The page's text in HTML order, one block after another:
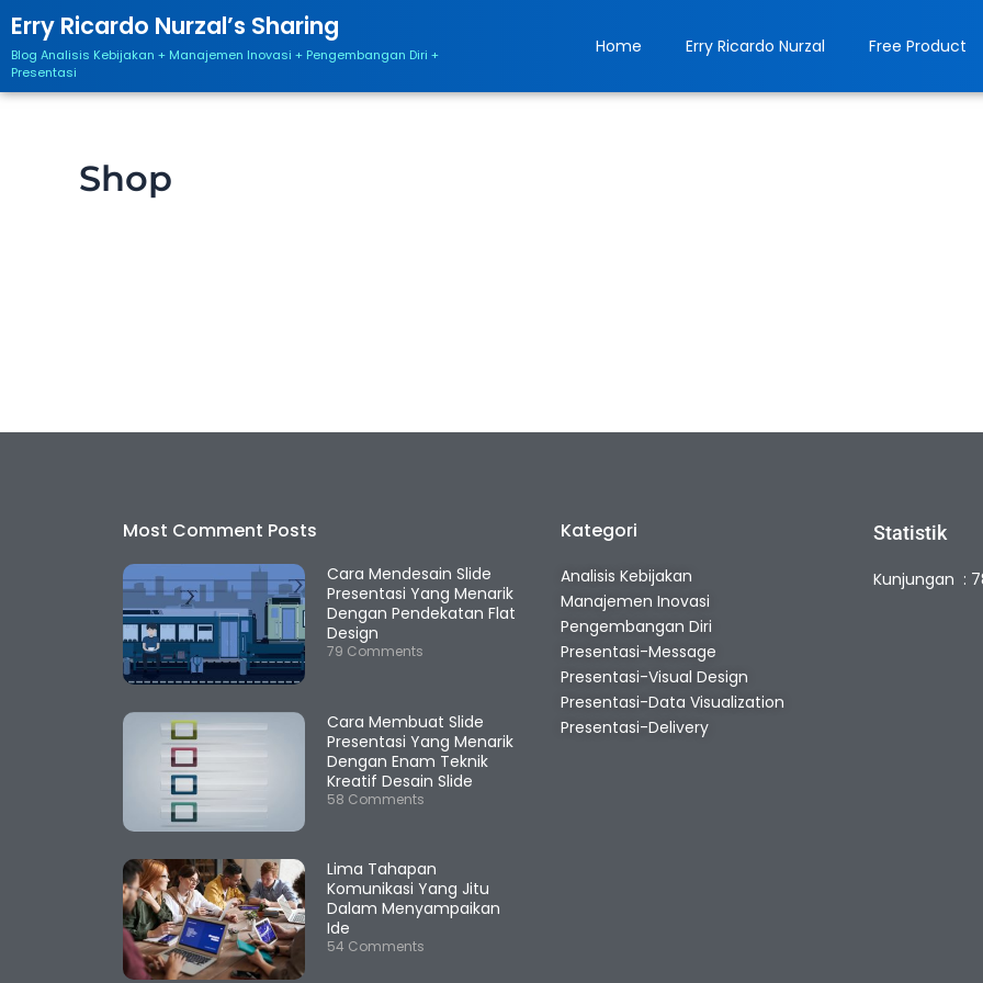
Skip
to
content
Erry Ricardo Nurzal’s Sharing
Blog Analisis Kebijakan + Manajemen Inovasi + Pengembangan Diri +
Presentasi
Home Erry Ricardo Nurzal Free Product
Shop
Most Comment Posts
Cara Mendesain Slide
Presentasi Yang Menarik
Dengan Pendekatan Flat
Design
79 Comments
Cara Membuat Slide
Presentasi Yang Menarik
Dengan Enam Teknik
Kreatif Desain Slide
58 Comments
Lima Tahapan
Komunikasi Yang Jitu
Dalam Menyampaikan
Ide
54 Comments
Kategori
Analisis Kebijakan
Manajemen Inovasi
Pengembangan Diri
Presentasi-Message
Presentasi-Visual Design
Presentasi-Data Visualization
Presentasi-Delivery
Statistik
Kunjungan :